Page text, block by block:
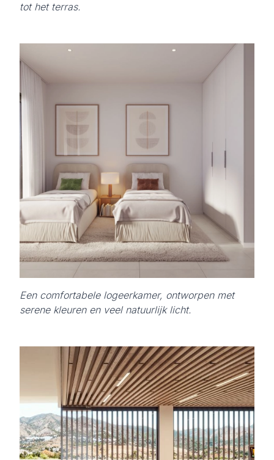
tot het terras.
Een comfortabele logeerkamer, ontworpen met
serene kleuren en veel natuurlijk licht.